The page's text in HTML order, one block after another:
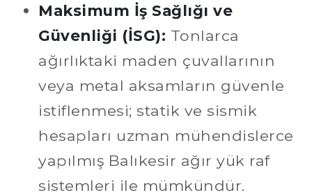
Maksimum İş Sağlığı ve
Güvenliği (İSG): Tonlarca
ağırlıktaki maden çuvallarının
veya metal aksamların güvenle
istiflenmesi; statik ve sismik
hesapları uzman mühendislerce
yapılmış Balıkesir ağır yük raf
sistemleri ile mümkündür.